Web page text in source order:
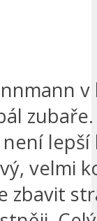
v
lepší
velmi
zbavit